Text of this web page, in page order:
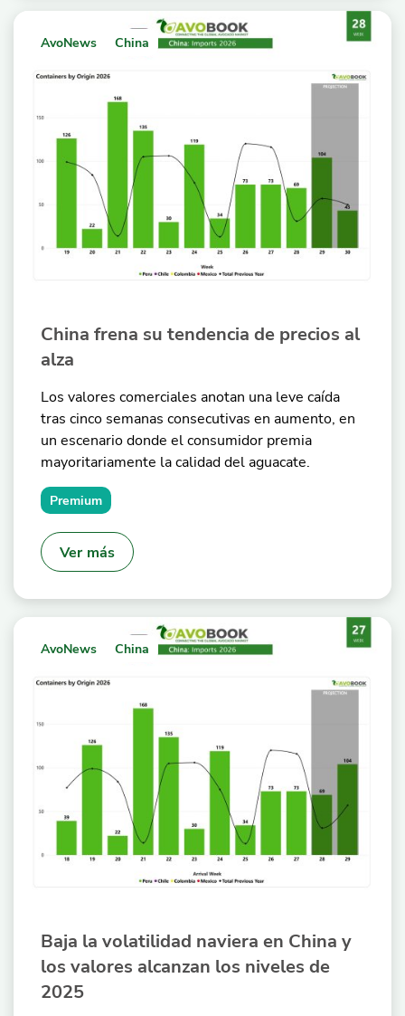
AvoNews China
China frena su tendencia de precios al
alza
Los valores comerciales anotan una leve caída
tras cinco semanas consecutivas en aumento, en
un escenario donde el consumidor premia
mayoritariamente la calidad del aguacate.
Premium
Ver más
AvoNews China
Baja la volatilidad naviera en China y
los valores alcanzan los niveles de
2025